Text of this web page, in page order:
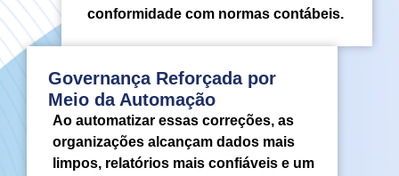
conformidade com normas contábeis.
Governança Reforçada por
Meio da Automação
Ao automatizar essas correções, as
organizações alcançam dados mais
limpos, relatórios mais confiáveis e um